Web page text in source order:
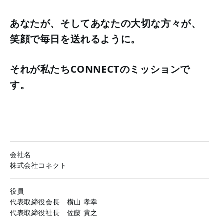
あなたが、そしてあなたの大切な方々が、
笑顔で毎日を送れるように。
それが私たちCONNECTのミッションで
す。
会社名
株式会社コネクト
役員
代表取締役会長 横山 孝幸
代表取締役社長 佐藤 貴之